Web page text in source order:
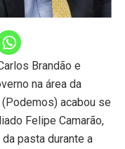
Brandão e
na área da
acabou se
Felipe Camarão,
pasta durante a